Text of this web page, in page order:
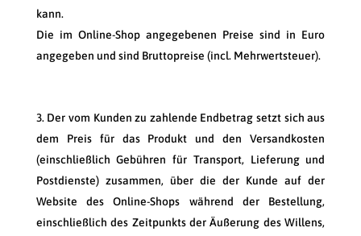
kann.
Die im Online-Shop angegebenen Preise sind in Euro
angegeben und sind Bruttopreise (incl. Mehrwertsteuer).
Der vom Kunden zu zahlende Endbetrag setzt sich aus
dem Preis für das Produkt und den Versandkosten
(einschließlich Gebühren für Transport, Lieferung und
Postdienste) zusammen, über die der Kunde auf der
Website des Online-Shops während der Bestellung,
einschließlich des Zeitpunkts der Äußerung des Willens,